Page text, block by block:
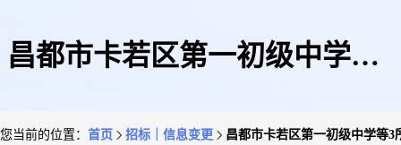
昌都市卡若区第一初级中学等3
您当前的位置： 首页 招标｜信息变更 昌都市卡若区第一初级中学等